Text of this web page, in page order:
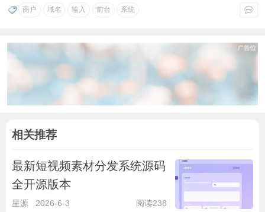
商户 域名 输入 前台 系统
相关推荐
最新短视频素材分发系统源码
全开源版本
星源 2026-6-3 阅读238